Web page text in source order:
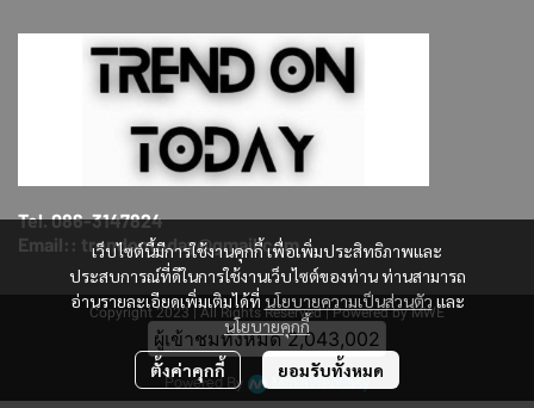
เว็บไซต์นี้มีการใช้งานคุกกี้ เพื่อเพิ่มประสิทธิภาพและ
ประสบการณ์ที่ดีในการใช้งานเว็บไซต์ของท่าน ท่านสามารถ
อ่านรายละเอียดเพิ่มเติมได้ที่ นโยบายความเป็นส่วนตัว และ
นโยบายคุกกี้
ตั้งค่าคุกกี้ ยอมรับทั้งหมด
Tel. 086-3147824
Email:: trendontoday@gmail.com
Copyright 2023 | All Rights Reserved | Powered by MWE
ผู้เข้าชมทั้งหมด2,043,002
Powered By MakeWebEasy